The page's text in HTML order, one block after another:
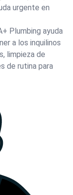
urgente en
Plumbing ayuda
a los inquilinos
limpieza de
de rutina para